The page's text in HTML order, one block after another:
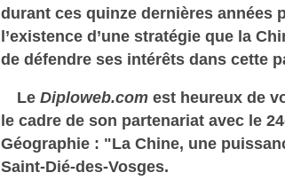
durant ces quinze dernières années
l’existence d’une stratégie que la
de défendre ses intérêts dans cette
Le Diploweb.comest heureux de
le cadre de son partenariat avec le
Géographie : "La Chine, une
Saint-Dié-des-Vosges.